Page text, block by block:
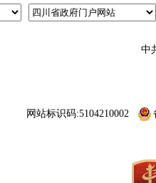
中
网站标识码:5104210002